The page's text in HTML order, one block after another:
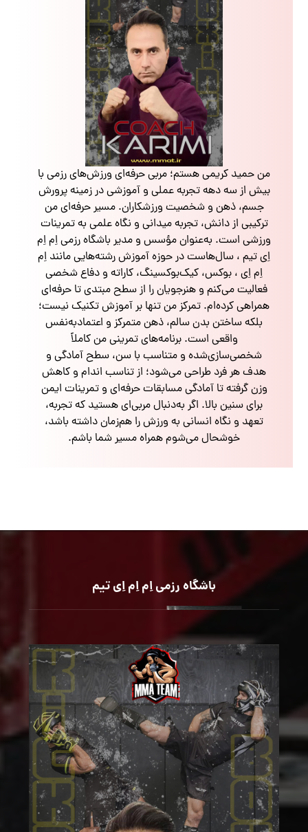
من حمید کریمی هستم؛ مربی حرفه‌ای ورزش‌های رزمی با
بیش از سه دهه تجربه عملی و آموزشی در زمینه پرورش
جسم، ذهن و شخصیت ورزشکاران. مسیر حرفه‌ای من
ترکیبی از دانش، تجربه میدانی و نگاه علمی به تمرینات
ورزشی است. به‌عنوان مؤسس و مدیر باشگاه رزمی اِم اِم
اِی تیم ، سال‌هاست در حوزه آموزش رشته‌هایی مانند اِم
اِم اِی ، بوکس، کیک‌بوکسینگ، کاراته و دفاع شخصی
فعالیت می‌کنم و هنرجویان را از سطح مبتدی تا حرفه‌ای
همراهی کرده‌ام. تمرکز من تنها بر آموزش تکنیک نیست؛
بلکه ساختن بدن سالم، ذهن متمرکز و اعتمادبه‌نفس
واقعی است. برنامه‌های تمرینی من کاملاً
شخصی‌سازی‌شده و متناسب با سن، سطح آمادگی و
هدف هر فرد طراحی می‌شود؛ از تناسب اندام و کاهش
وزن گرفته تا آمادگی مسابقات حرفه‌ای و تمرینات ایمن
برای سنین بالا. اگر به‌دنبال مربی‌ای هستید که تجربه،
تعهد و نگاه انسانی به ورزش را هم‌زمان داشته باشد،
خوشحال می‌شوم همراه مسیر شما باشم.
باشگاه رزمی اِم اِم اِی تیم